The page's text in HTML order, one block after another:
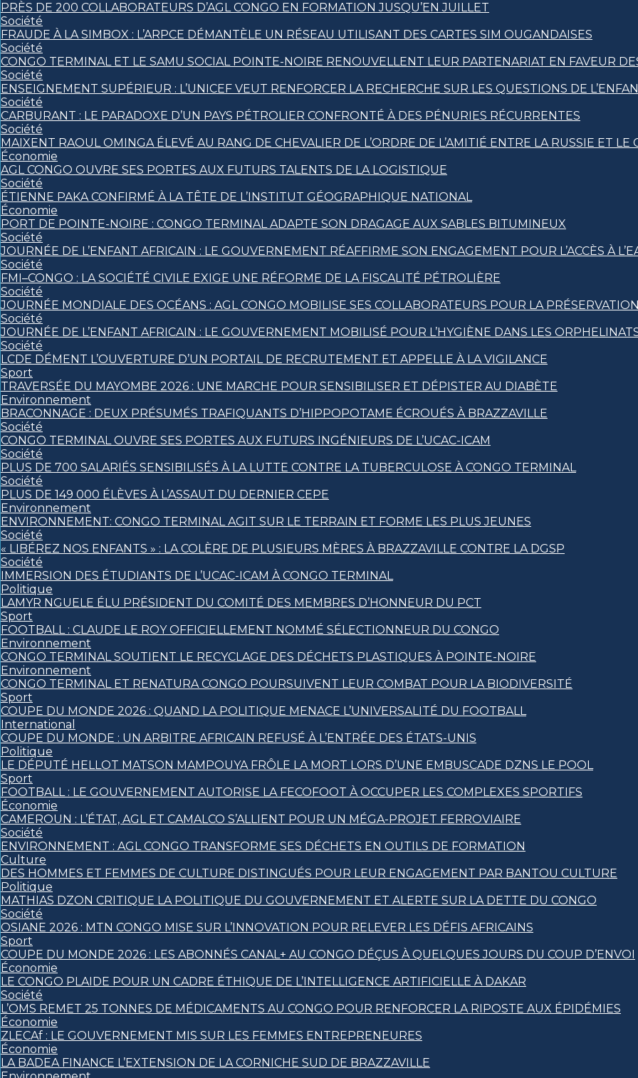
PRÈS DE 200 COLLABORATEURS D’AGL CONGO EN FORMATION JUSQU’EN JUILLET
Société
FRAUDE À LA SIMBOX : L’ARPCE DÉMANTÈLE UN RÉSEAU UTILISANT DES CARTES SIM OUGANDAISES
Société
CONGO TERMINAL ET LE SAMU SOCIAL POINTE-NOIRE RENOUVELLENT LEUR PARTENARIAT EN FAVEUR
Société
ENSEIGNEMENT SUPÉRIEUR : L’UNICEF VEUT RENFORCER LA RECHERCHE SUR LES QUESTIONS DE
Société
CARBURANT : LE PARADOXE D’UN PAYS PÉTROLIER CONFRONTÉ À DES PÉNURIES RÉCURRENTES
Société
MAIXENT RAOUL OMINGA ÉLEVÉ AU RANG DE CHEVALIER DE L’ORDRE DE L’AMITIÉ ENTRE LA RUSSIE ET LE
Économie
AGL CONGO OUVRE SES PORTES AUX FUTURS TALENTS DE LA LOGISTIQUE
Société
ÉTIENNE PAKA CONFIRMÉ À LA TÊTE DE L’INSTITUT GÉOGRAPHIQUE NATIONAL
Économie
PORT DE POINTE-NOIRE : CONGO TERMINAL ADAPTE SON DRAGAGE AUX SABLES BITUMINEUX
Société
JOURNÉE DE L’ENFANT AFRICAIN : LE GOUVERNEMENT RÉAFFIRME SON ENGAGEMENT POUR L’ACCÈS À
Société
FMI–CONGO : LA SOCIÉTÉ CIVILE EXIGE UNE RÉFORME DE LA FISCALITÉ PÉTROLIÈRE
Société
JOURNÉE MONDIALE DES OCÉANS : AGL CONGO MOBILISE SES COLLABORATEURS POUR LA
Société
JOURNÉE DE L’ENFANT AFRICAIN : LE GOUVERNEMENT MOBILISÉ POUR L’HYGIÈNE DANS LES
Société
LCDE DÉMENT L’OUVERTURE D’UN PORTAIL DE RECRUTEMENT ET APPELLE À LA VIGILANCE
Sport
TRAVERSÉE DU MAYOMBE 2026 : UNE MARCHE POUR SENSIBILISER ET DÉPISTER AU DIABÈTE
Environnement
BRACONNAGE : DEUX PRÉSUMÉS TRAFIQUANTS D’HIPPOPOTAME ÉCROUÉS À BRAZZAVILLE
Société
CONGO TERMINAL OUVRE SES PORTES AUX FUTURS INGÉNIEURS DE L’UCAC-ICAM
Société
PLUS DE 700 SALARIÉS SENSIBILISÉS À LA LUTTE CONTRE LA TUBERCULOSE À CONGO TERMINAL
Société
PLUS DE 149 000 ÉLÈVES À L’ASSAUT DU DERNIER CEPE
Environnement
ENVIRONNEMENT: CONGO TERMINAL AGIT SUR LE TERRAIN ET FORME LES PLUS JEUNES
Société
« LIBÉREZ NOS ENFANTS » : LA COLÈRE DE PLUSIEURS MÈRES À BRAZZAVILLE CONTRE LA DGSP
Société
IMMERSION DES ÉTUDIANTS DE L’UCAC-ICAM À CONGO TERMINAL
Politique
LAMYR NGUELE ÉLU PRÉSIDENT DU COMITÉ DES MEMBRES D’HONNEUR DU PCT
Sport
FOOTBALL : CLAUDE LE ROY OFFICIELLEMENT NOMMÉ SÉLECTIONNEUR DU CONGO
Environnement
CONGO TERMINAL SOUTIENT LE RECYCLAGE DES DÉCHETS PLASTIQUES À POINTE-NOIRE
Environnement
CONGO TERMINAL ET RENATURA CONGO POURSUIVENT LEUR COMBAT POUR LA BIODIVERSITÉ
Sport
COUPE DU MONDE 2026 : QUAND LA POLITIQUE MENACE L’UNIVERSALITÉ DU FOOTBALL
International
COUPE DU MONDE : UN ARBITRE AFRICAIN REFUSÉ À L’ENTRÉE DES ÉTATS-UNIS
Politique
LE DÉPUTÉ HELLOT MATSON MAMPOUYA FRÔLE LA MORT LORS D’UNE EMBUSCADE DZNS LE POOL
Sport
FOOTBALL : LE GOUVERNEMENT AUTORISE LA FECOFOOT À OCCUPER LES COMPLEXES SPORTIFS
Économie
CAMEROUN : L’ÉTAT, AGL ET CAMALCO S’ALLIENT POUR UN MÉGA-PROJET FERROVIAIRE
Société
ENVIRONNEMENT : AGL CONGO TRANSFORME SES DÉCHETS EN OUTILS DE FORMATION
Culture
DES HOMMES ET FEMMES DE CULTURE DISTINGUÉS POUR LEUR ENGAGEMENT PAR BANTOU CULTURE
Politique
MATHIAS DZON CRITIQUE LA POLITIQUE DU GOUVERNEMENT ET ALERTE SUR LA DETTE DU CONGO
Société
OSIANE 2026 : MTN CONGO MISE SUR L’INNOVATION POUR RELEVER LES DÉFIS AFRICAINS
Sport
COUPE DU MONDE 2026 : LES ABONNÉS CANAL+ AU CONGO DÉÇUS À QUELQUES JOURS DU COUP D’ENVOI
Économie
LE CONGO PLAIDE POUR UN CADRE ÉTHIQUE DE L’INTELLIGENCE ARTIFICIELLE À DAKAR
Société
L’OMS REMET 25 TONNES DE MÉDICAMENTS AU CONGO POUR RENFORCER LA RIPOSTE AUX ÉPIDÉMIES
Économie
ZLECAf : LE GOUVERNEMENT MIS SUR LES FEMMES ENTREPRENEURES
Économie
LA BADEA FINANCE L’EXTENSION DE LA CORNICHE SUD DE BRAZZAVILLE